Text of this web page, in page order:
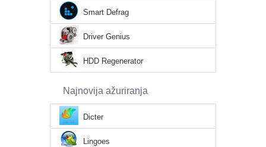
Smart Defrag
Driver Genius
HDD Regenerator
Najnovija ažuriranja
Dicter
Lingoes